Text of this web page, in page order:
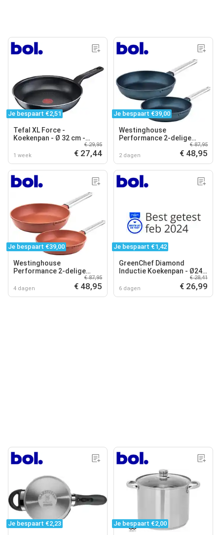
Je bespaart €2,51
Tefal XL Force -
Koekenpan - Ø 32 cm -
Extra Diep - Niet Geschikt
voor Inductie
1 week
€ 29,95
€ 27,44
Je bespaart €39,00
Westinghouse
Performance 2-delige
Koekenpannenset – Ø24
+28 cm Koekenpan –
2 dagen
€ 87,95
€ 48,95
Je bespaart €39,00
Westinghouse
Performance 2-delige
Koekenpannenset – Ø24
+28 cm Koekenpan –
4 dagen
€ 87,95
€ 48,95
Je bespaart €1,42
GreenChef Diamond
Inductie Koekenpan - Ø24
cm - keramisch - PFAS-vrij
- Best getest
6 dagen
€ 28,41
€ 26,99
Je bespaart €2,23 Je bespaart €2,00